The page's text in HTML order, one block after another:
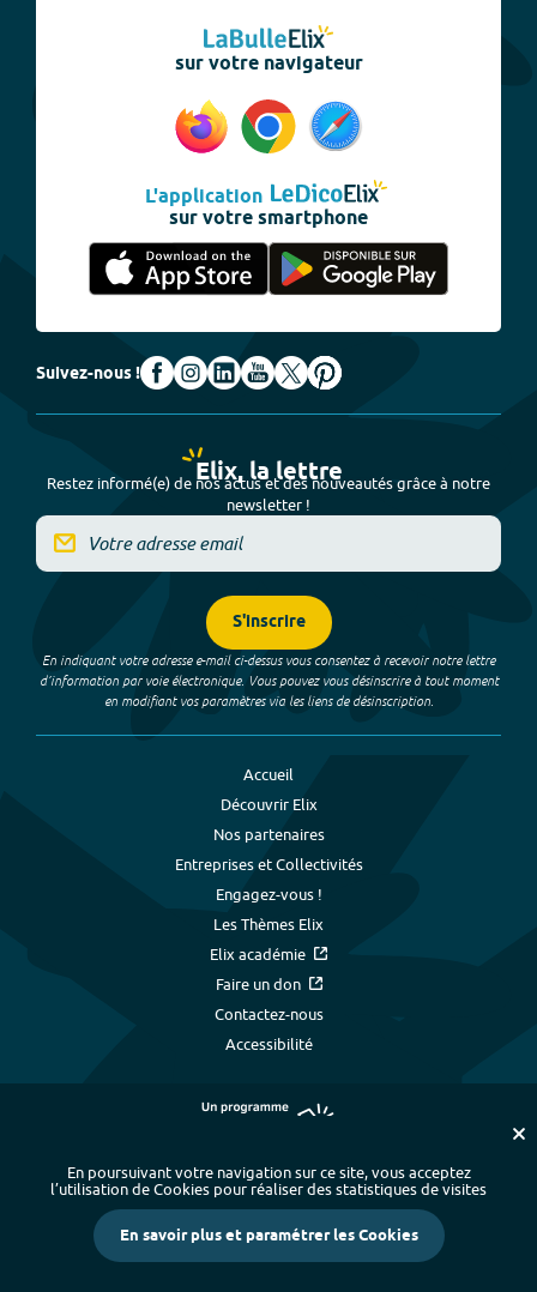
sur votre navigateur
L'application
sur votre smartphone
Suivez-nous !
Elix, la lettre
Restez informé(e) de nos actus et des nouveautés grâce à notre
newsletter !
S'inscrire
En indiquant votre adresse e-mail ci-dessus vous consentez à recevoir notre lettre
d’information par voie électronique. Vous pouvez vous désinscrire à tout moment
en modifiant vos paramètres via les liens de désinscription.
Accueil
Découvrir Elix
Nos partenaires
Entreprises et Collectivités
Engagez-vous !
Les Thèmes Elix
Elix académie
Faire un don
Contactez-nous
Accessibilité
Plan du site - Index alphabétique
-
Mentions légales et données personnelles
- Paramétrer les cookies
Crédits
En poursuivant votre navigation sur ce site, vous acceptez
l’utilisation de Cookies pour réaliser des statistiques de visites
En savoir plus et paramétrer les Cookies